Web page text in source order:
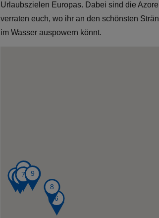
Urlaubszielen Europas. Dabei sind die
verraten euch, wo ihr an den schönsten
im Wasser auspowern könnt.